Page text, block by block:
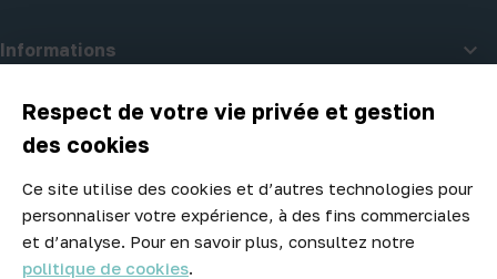
Respect de votre vie privée et gestion
des cookies
Ce site utilise des cookies et d’autres technologies pour
personnaliser votre expérience, à des fins commerciales
et d’analyse. Pour en savoir plus, consultez notre
politique de cookies.
Informations 
A propos d'Atelier Piscine
Newsletter
Ne manquez aucune opportunité ! Restez informé de nos meilleurs
prix et nouveaux arrivages.